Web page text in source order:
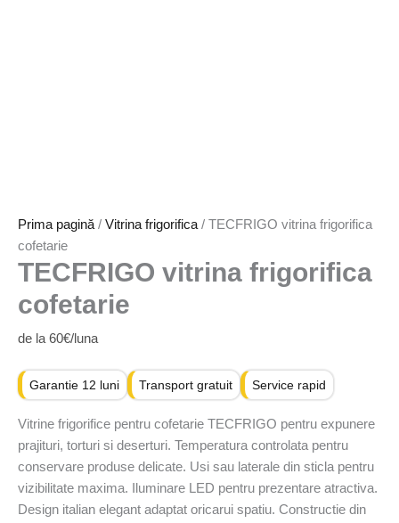
Prima pagină / Vitrina frigorifica / TECFRIGO vitrina frigorifica
cofetarie
TECFRIGO vitrina frigorifica
cofetarie
de la 60€/luna
Garantie 12 luni Transport gratuit Service rapid
Vitrine frigorifice pentru cofetarie TECFRIGO pentru expunere
prajituri, torturi si deserturi. Temperatura controlata pentru
conservare produse delicate. Usi sau laterale din sticla pentru
vizibilitate maxima. Iluminare LED pentru prezentare atractiva.
Design italian elegant adaptat oricarui spatiu. Constructie din